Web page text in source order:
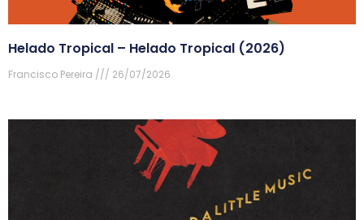
Helado Tropical – Helado Tropical (2026)
Francisco Pereira 26/07/2026